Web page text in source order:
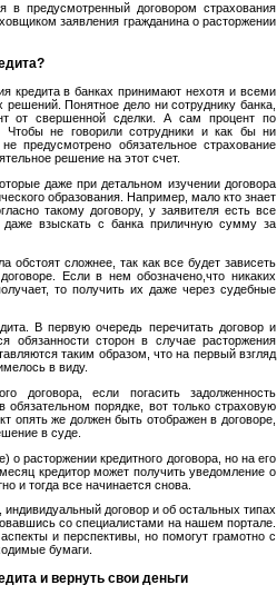
в предусмотренный договором страхования
заявления гражданина о расторжении
кредита в банках принимают нехотя и всеми
решений. Понятное дело ни сотруднику банка,
от свершенной сделки. А сам процент по
Чтобы не говорили сотрудники и как бы ни
предусмотрено обязательное страхование
решение на этот счет.
даже при детальном изучении договора
образования. Например, мало кто знает
такому договору, у заявителя есть все
взыскать с банка приличную сумму за
обстоят сложнее, так как все будет зависеть
Если в нем обозначено,что никаких
то получить их даже через судебные
В первую очередь перечитать договор и
обязанности сторон в случае расторжения
таким образом, что на первый взгляд
в виду.
договора, если погасить задолженность
обязательном порядке, вот только страховую
опять же должен быть отображен в договоре,
в суде.
расторжении кредитного договора, но на его
кредитор может получить уведомление о
и тогда все начинается снова.
индивидуальный договор и об остальных типах
со специалистами на нашем портале.
и перспективы, но помогут грамотно с
бумаги.
и вернуть свои деньги